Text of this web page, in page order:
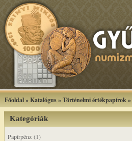
Főoldal»Katalógus»Történelmi értékpapírok»
Kategóriák
Papírpénz (1)